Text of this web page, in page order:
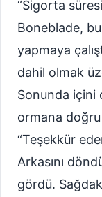
“Sigorta
Boneblade,
yapmaya
dahil olmak
Sonunda içini
ormana
“Teşekkür
Arkasını
gördü.